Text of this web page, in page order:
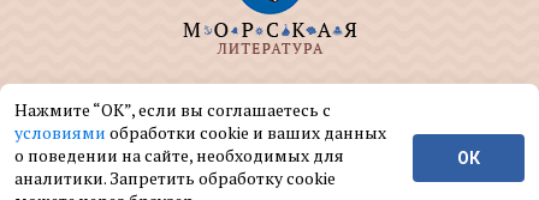
ООО "МОРКНИГА" занимается изданием и
реализацией книг на морскую тематику.
© ООО "МОРКНИГА", 2004 — 2026 г.
Нажмите “ОК”, если вы соглашаетесь с
условиями обработки cookie и ваших данных
о поведении на сайте, необходимых для
аналитики. Запретить обработку cookie
ОК